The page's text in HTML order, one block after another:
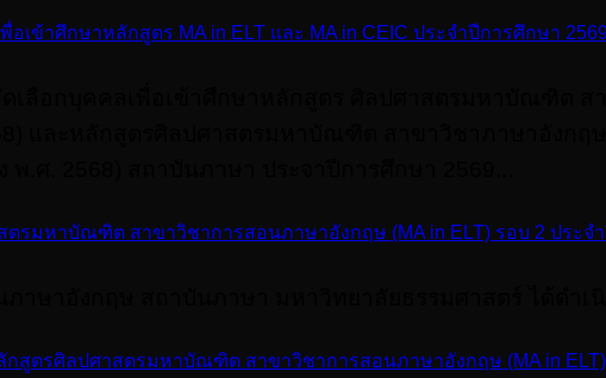
ข้าศึกษาหลักสูตร MA in ELT และ MA in CEIC ประจำปีการศึกษา
มหาบัณฑิต สาขาวิชาการสอนภาษาอังกฤษ (MA in ELT) รอบ 2 ประจ
รศิลปศาสตรมหาบัณฑิต สาขาวิชาการสอนภาษาอังกฤษ (MA in ELT)